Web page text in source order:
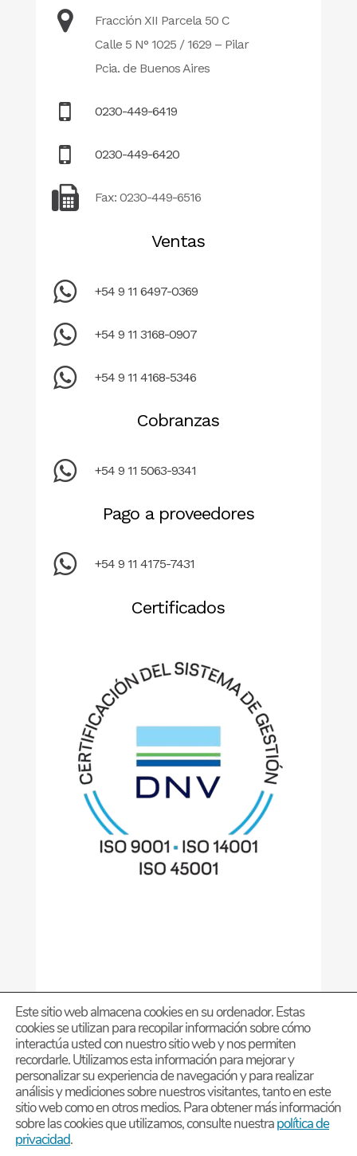
Fracción XII Parcela 50 C
Calle 5 N° 1025 / 1629 – Pilar
Pcia. de Buenos Aires
0230-449-6419
0230-449-6420
Fax: 0230-449-6516
Ventas
+54 9 11 6497-0369
+54 9 11 3168-0907
+54 9 11 4168-5346
Cobranzas
+54 9 11 5063-9341
Pago a proveedores
+54 9 11 4175-7431
Certificados
Diseño página Web PERSONALIZADA – by Estudio
DMG
Este sitio web almacena cookies en su ordenador. Estas
cookies se utilizan para recopilar información sobre cómo
interactúa usted con nuestro sitio web y nos permiten
recordarle. Utilizamos esta información para mejorar y
personalizar su experiencia de navegación y para realizar
análisis y mediciones sobre nuestros visitantes, tanto en este
sitio web como en otros medios. Para obtener más información
sobre las cookies que utilizamos, consulte nuestrapolítica de
privacidad.